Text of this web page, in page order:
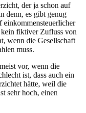
der ja schon auf
denn, es gibt genug
einkommensteuerlicher
kein fiktiver Zufluss von
wenn die Gesellschaft
muss.
vor, wenn die
ist, dass auch ein
hätte, weil die
sehr hoch, einen